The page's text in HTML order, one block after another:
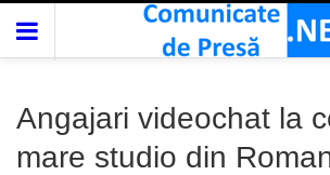
Angajari videochat la
mare studio din